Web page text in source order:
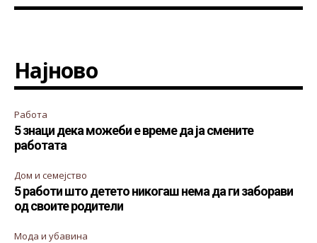
Најново
Работа
5 знаци дека можеби е време да ја смените
работата
Дом и семејство
5 работи што детето никогаш нема да ги заборави
од своите родители
Мода и убавина